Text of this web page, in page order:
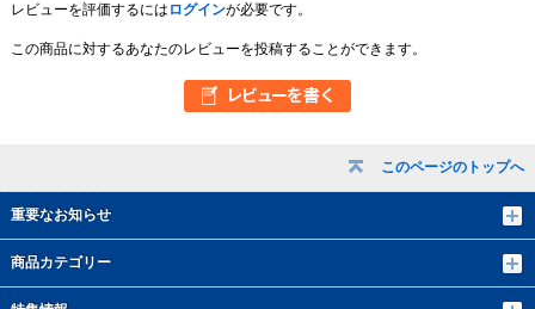
このページのトップへ
重要なお知らせ
商品カテゴリー
レビューを評価するには ログインが必要です。
この商品に対するあなたのレビューを投稿することができます。